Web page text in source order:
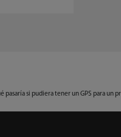
pasaría si pudiera tener un GPS para un